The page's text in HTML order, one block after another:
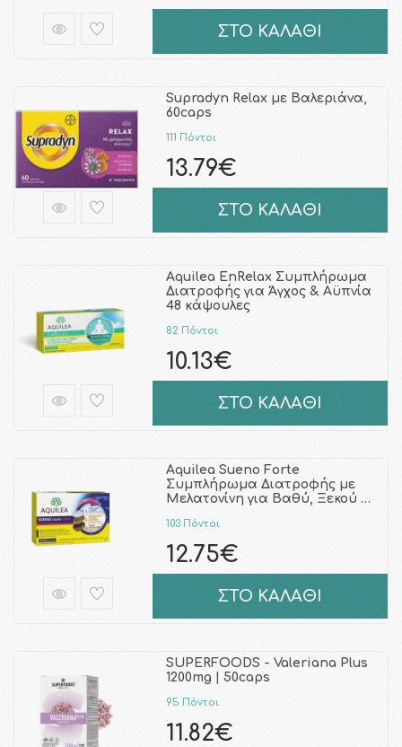
ΣΤΟ ΚΑΛΑΘΙ
Supradyn Relax με Bαλεριάνα,
60caps
111 Πόντοι
13.79€
ΣΤΟ ΚΑΛΑΘΙ
Aquilea EnRelax Συμπλήρωμα
Διατροφής για Άγχος & Αϋπνία
48 κάψουλες
82 Πόντοι
10.13€
ΣΤΟ ΚΑΛΑΘΙ
Aquilea Sueno Forte
Συμπλήρωμα Διατροφής με
Μελατονίνη για Βαθύ, Ξεκού …
103 Πόντοι
12.75€
ΣΤΟ ΚΑΛΑΘΙ
SUPERFOODS - Valeriana Plus
1200mg | 50caps
95 Πόντοι
11.82€